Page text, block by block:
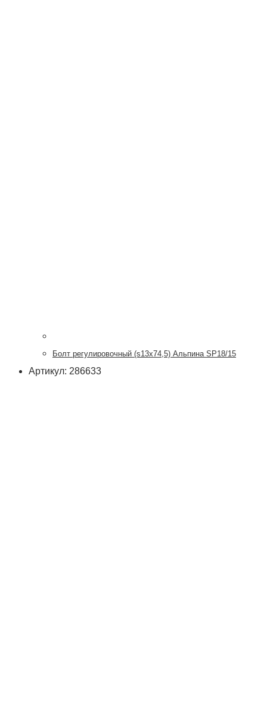
Болт регулировочный (s13x74,5) Альпина SP18/15
Артикул: 286633